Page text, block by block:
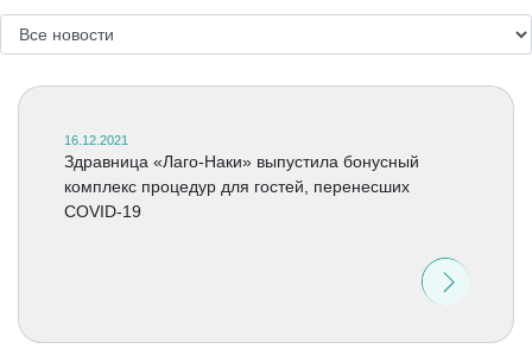
16.12.2021
Здравница «Лаго-Наки» выпустила бонусный
комплекс процедур для гостей, перенесших
COVID-19